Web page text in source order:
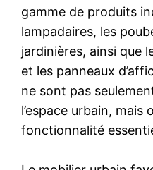
gamme de produits
lampadaires, les
jardinières, ainsi que
et les panneaux
ne sont pas
l’espace urbain,
fonctionnalité